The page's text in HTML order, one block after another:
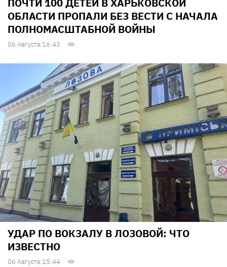
ОБЛАСТИ ПРОПАЛИ БЕЗ ВЕСТИ С НАЧАЛА
ПОЛНОМАСШТАБНОЙ ВОЙНЫ
06 Августа 16:43
УДАР ПО ВОКЗАЛУ В ЛОЗОВОЙ: ЧТО
ИЗВЕСТНО
06 Августа 15:44